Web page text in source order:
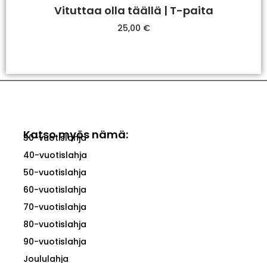
Vituttaa olla täällä | T-paita
25,00 €
Katso myös nämä:
30-vuotislahja
40-vuotislahja
50-vuotislahja
60-vuotislahja
70-vuotislahja
80-vuotislahja
90-vuotislahja
Joululahja